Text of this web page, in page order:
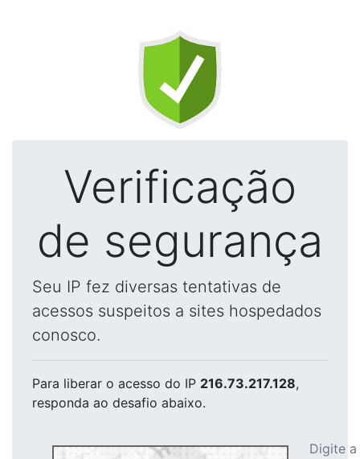
Verificação
de segurança
Seu IP fez diversas tentativas de
acessos suspeitos a sites hospedados
conosco.
Para liberar o acesso do IP 216.73.217.128,
responda ao desafio abaixo.
Digite